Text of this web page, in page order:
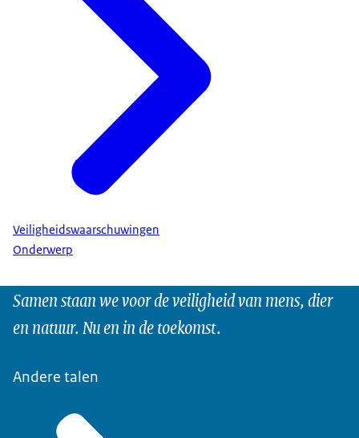
Veiligheidswaarschuwingen
Onderwerp
Samen staan we voor de veiligheid van mens, dier
en natuur. Nu en in de toekomst.
Andere talen